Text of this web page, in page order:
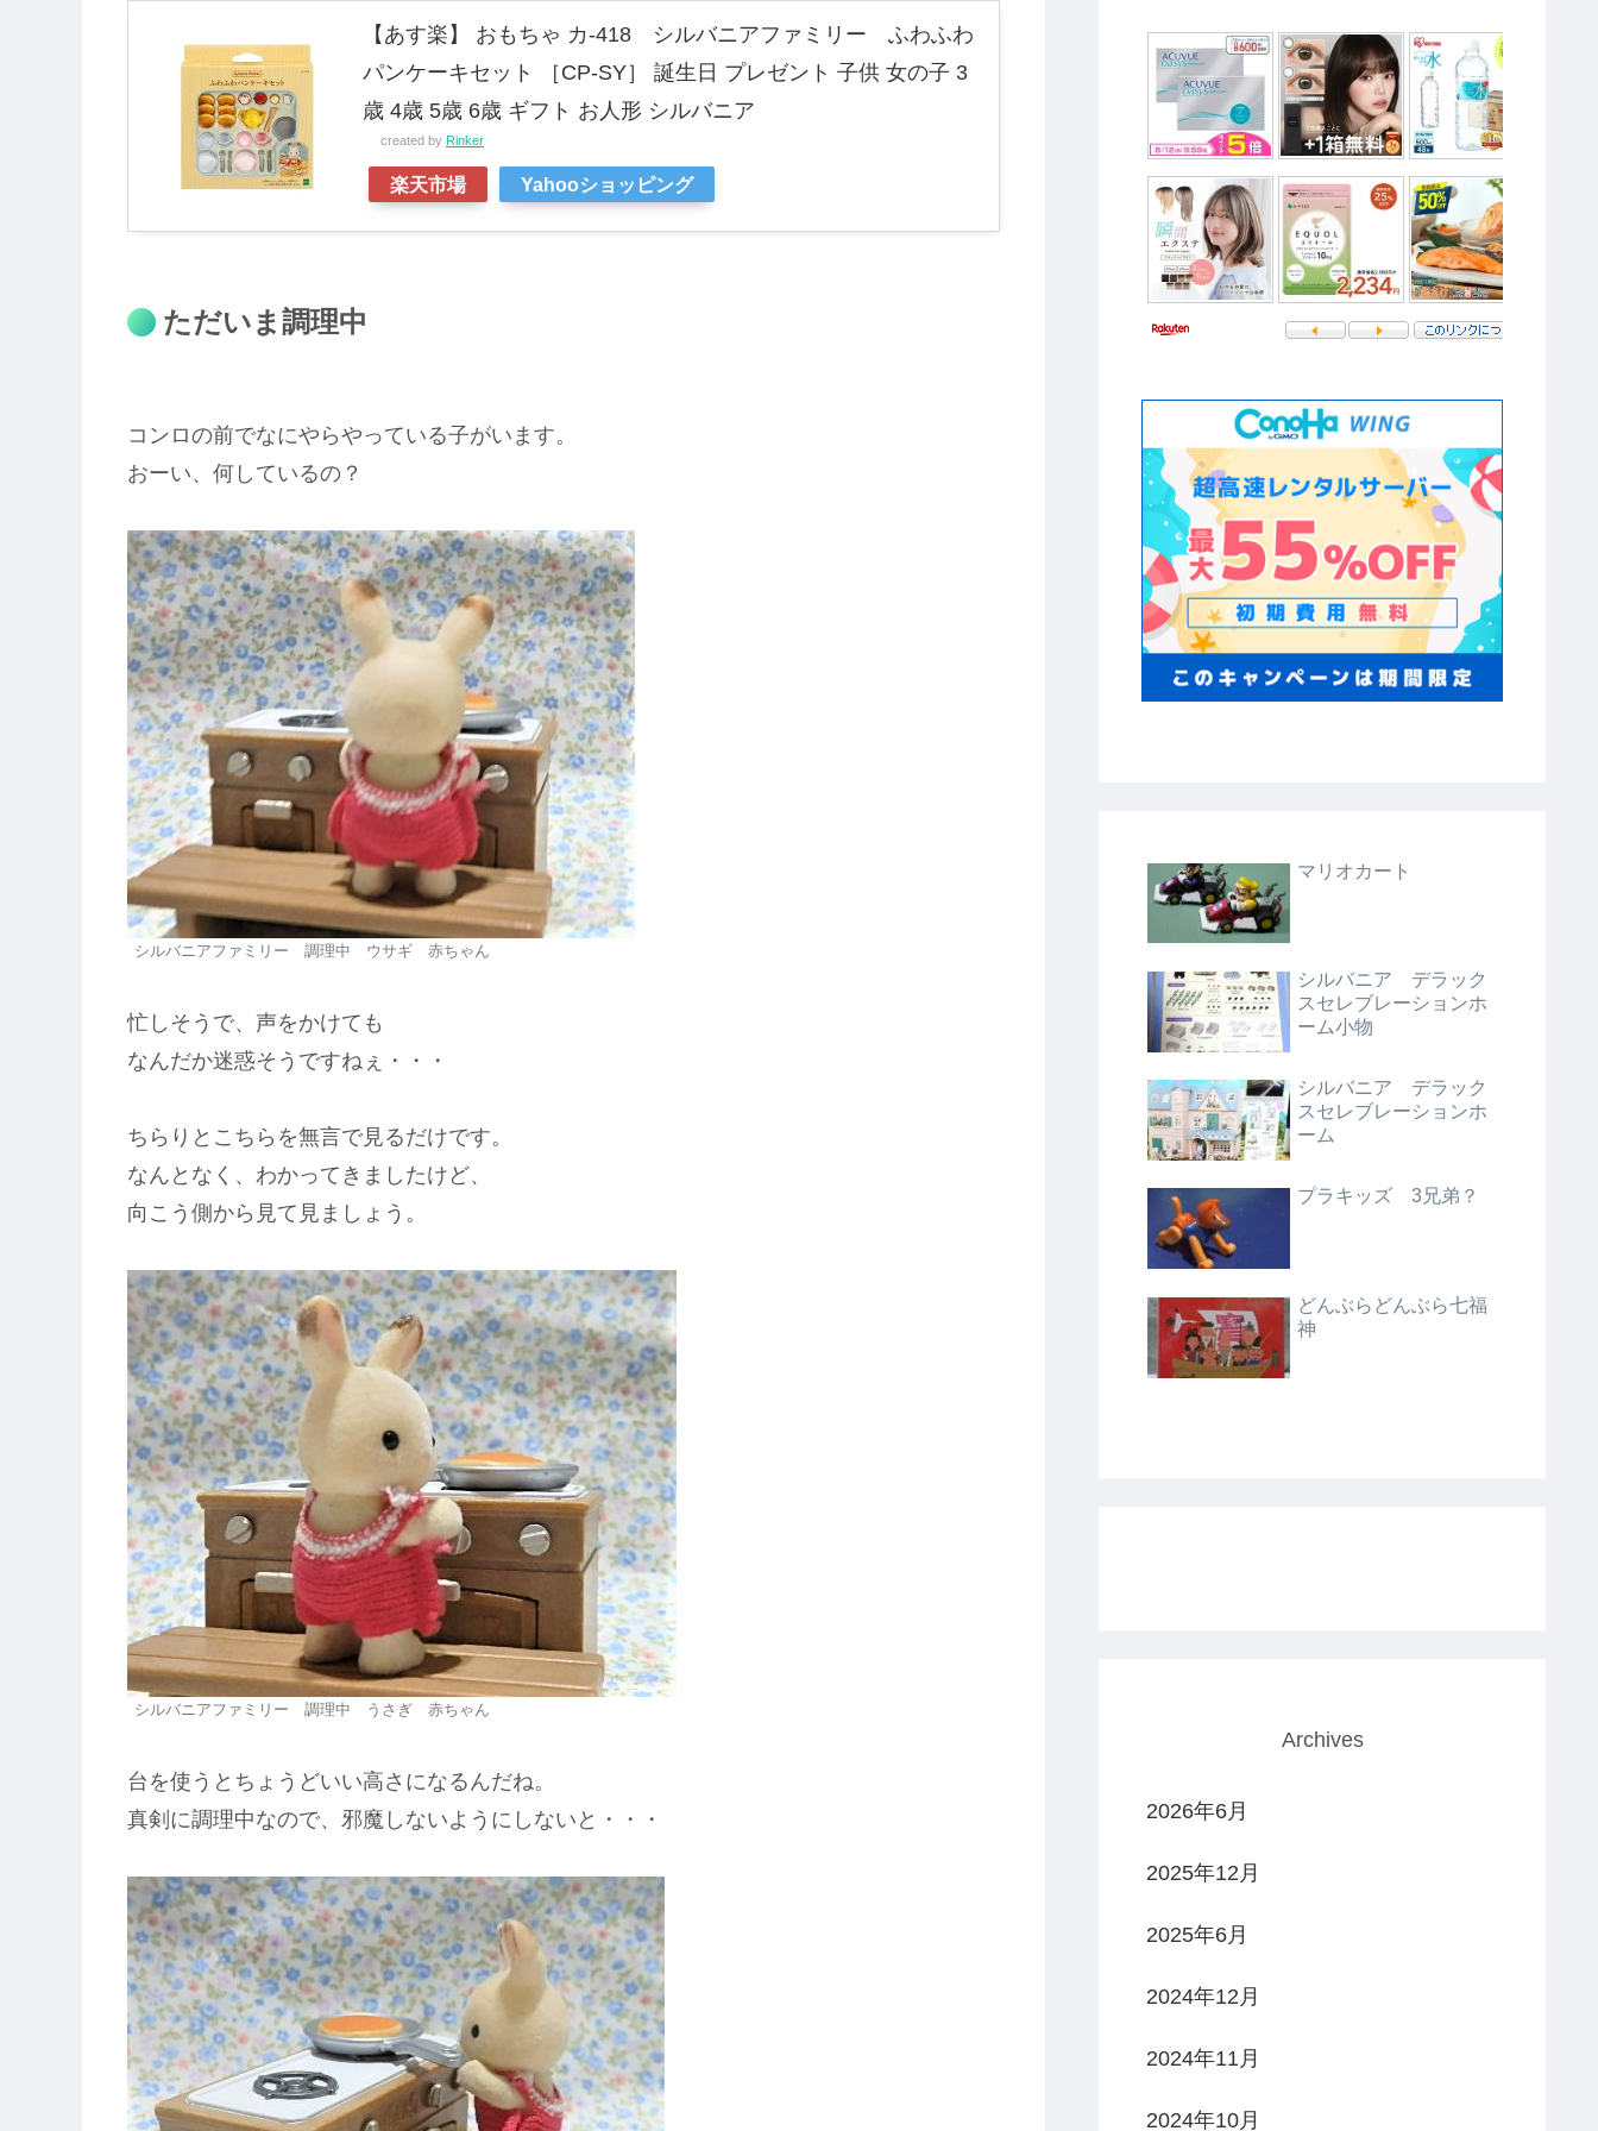
【あす楽】 おもちゃ カ-418 シルバニアファミリー ふわふわ
パンケーキセット ［CP-SY］ 誕生日 プレゼント 子供 女の子 3
歳 4歳 5歳 6歳 ギフト お人形 シルバニア
created by Rinker
楽天市場 Yahooショッピング
ただいま調理中
コンロの前でなにやらやっている子がいます。
おーい、何しているの？
シルバニアファミリー 調理中 ウサギ 赤ちゃん
忙しそうで、声をかけても
なんだか迷惑そうですねぇ・・・
ちらりとこちらを無言で見るだけです。
なんとなく、わかってきましたけど、
向こう側から見て見ましょう。
シルバニアファミリー 調理中 うさぎ 赤ちゃん
台を使うとちょうどいい高さになるんだね。
真剣に調理中なので、邪魔しないようにしないと・・・
マリオカート
シルバニア デラック
スセレブレーションホ
ーム小物
シルバニア デラック
スセレブレーションホ
ーム
プラキッズ 3兄弟？
どんぶらどんぶら七福
神
Archives
2026年6月
2025年12月
2025年6月
2024年12月
2024年11月
2024年10月